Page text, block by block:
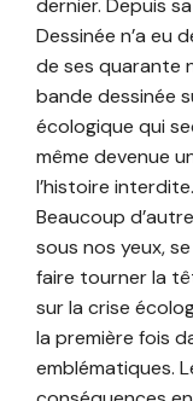
dernier. Depuis
Dessinée n’a eu
de ses quarante
bande dessinée
écologique qui
même devenue
l’histoire interdite.
Beaucoup
sous nos yeux,
faire tourner la
sur la crise
la première fois
emblématiques.